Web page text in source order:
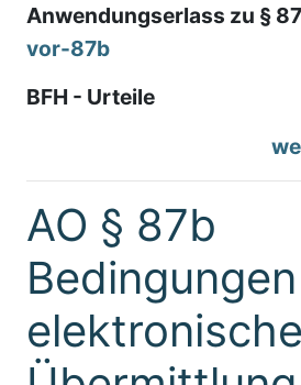
Anwendungserlass zu §
vor-87b
BFH - Urteile
AO § 87b
elektronische